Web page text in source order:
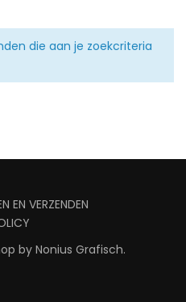
die aan je zoekcriteria
EN VERZENDEN
by Nonius Grafisch.